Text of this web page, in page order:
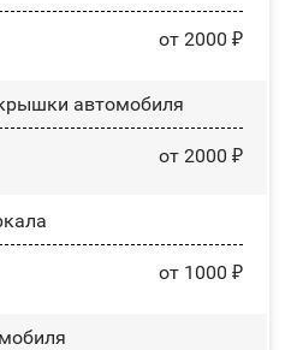
от 2000 ₽
автомобиля
от 2000 ₽
от 1000 ₽